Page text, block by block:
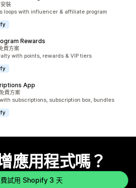
裝
loops with influencer & affiliate program
Rewards
費方案
with points, rewards & VIP tiers
App
費方案
subscriptions, subscription box, bundles
應用程式嗎？
試用 Shopify 3 天